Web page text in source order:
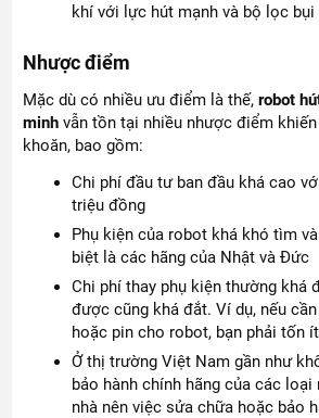
khí với lực hút mạnh và bộ lọc bụi
Nhược điểm
Mặc dù có nhiều ưu điểm là thế,robot
minh vẫn tồn tại nhiều nhược điểm
khoăn, bao gồm:
Chi phí đầu tư ban đầu khá cao
triệu đồng
Phụ kiện của robot khá khó tìm
biệt là các hãng của Nhật và Đức
Chi phí thay phụ kiện thường khá
được cũng khá đắt. Ví dụ, nếu
hoặc pin cho robot, bạn phải tốn
Ở thị trường Việt Nam gần như
bảo hành chính hãng của các
nhà nên việc sửa chữa hoặc bảo